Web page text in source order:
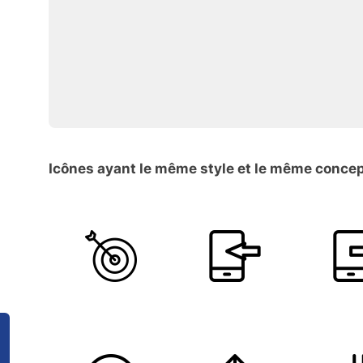
Icônes ayant le même style et le même